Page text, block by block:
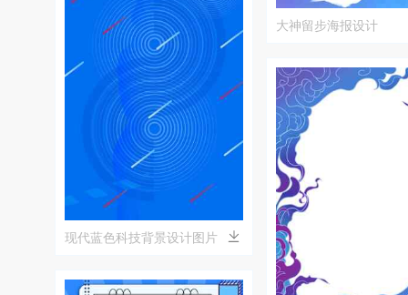
现代蓝色科技背景设计图片
大神留步海报设计